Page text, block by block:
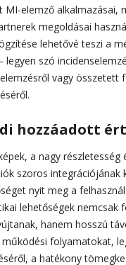
MI-elemző alkalmazásai,
megoldásai
lehetővé teszi a
legyen szó
vagy összetett
hozzáadott
a nagy részletesség
szoros integrációjának
nyit meg a
lehetőségek nemcsak
hanem hosszú
folyamatokat,
a hatékony